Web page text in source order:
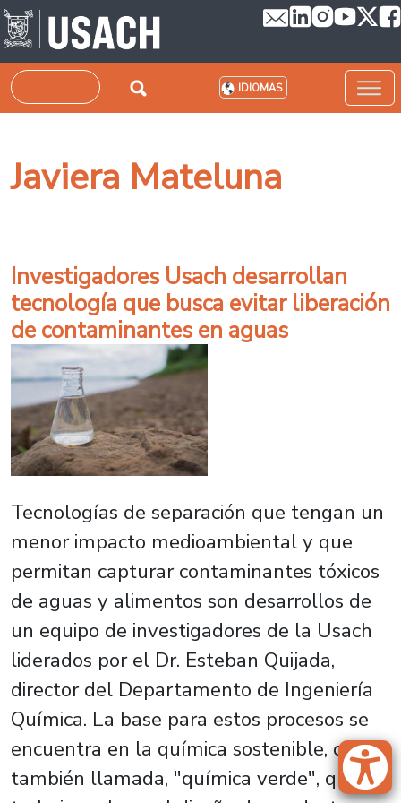
Pasar al contenido principal
Buscar IDIOMAS
Javiera Mateluna
Investigadores Usach desarrollan
tecnología que busca evitar liberación
de contaminantes en aguas
Tecnologías de separación que tengan un
menor impacto medioambiental y que
permitan capturar contaminantes tóxicos
de aguas y alimentos son desarrollos de
un equipo de investigadores de la Usach
liderados por el Dr. Esteban Quijada,
director del Departamento de Ingeniería
Química. La base para estos procesos se
encuentra en la química sostenible, o
también llamada, "química verde", que